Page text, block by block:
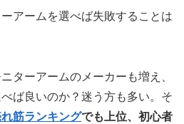
アームを選べば失敗することは
ターアームのメーカーも増え、
ば良いのか？迷う方も多い。そ
筋ランキングでも上位、初心者